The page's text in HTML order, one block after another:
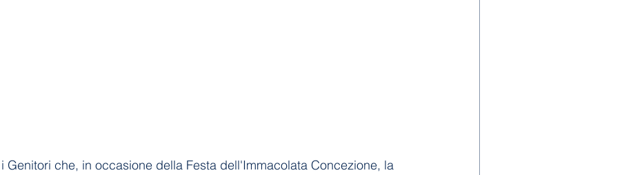
Genitori che, in occasione della Festa dell'Immacolata Concezione, la